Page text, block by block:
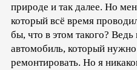
природе и так далее. Но
который всё время
бы, что в этом такого?
автомобиль, который
ремонтировать. Но я